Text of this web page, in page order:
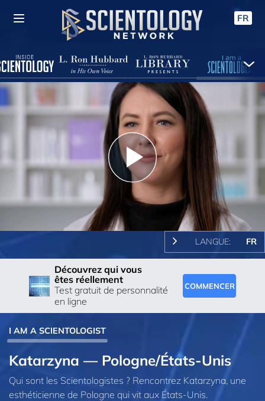
FR
Play
Video
LANGUE: FR
Découvrez qui vous
êtes réellement
Test gratuit de personnalité
en ligne
COMMENCER
I AM A SCIENTOLOGIST
Katarzyna — Pologne/États-Unis
Qui sont les Scientologistes ? Rencontrez Katarzyna, une
esthéticienne de Pologne qui vit aux États-Unis.